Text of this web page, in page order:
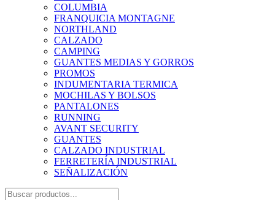
COLUMBIA
FRANQUICIA MONTAGNE
NORTHLAND
CALZADO
CAMPING
GUANTES MEDIAS Y GORROS
PROMOS
INDUMENTARIA TERMICA
MOCHILAS Y BOLSOS
PANTALONES
RUNNING
AVANT SECURITY
GUANTES
CALZADO INDUSTRIAL
FERRETERÍA INDUSTRIAL
SEÑALIZACIÓN